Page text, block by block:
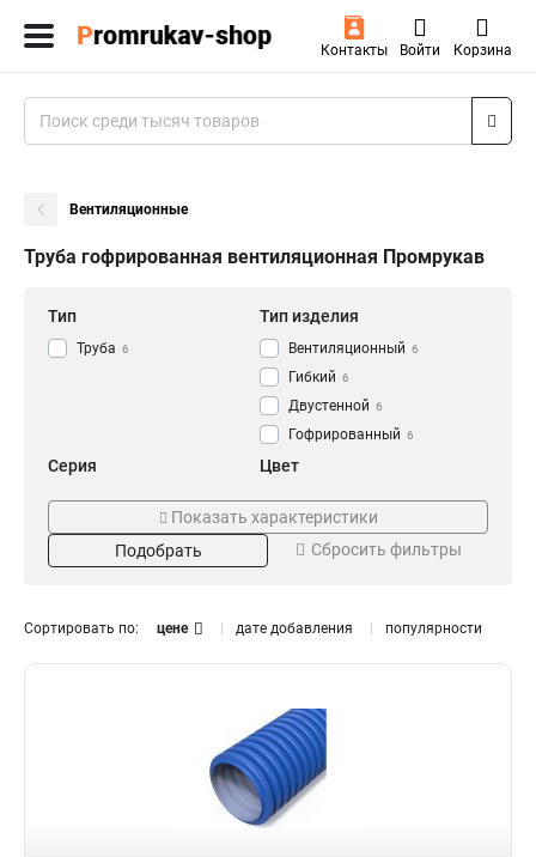
Контакты Войти Корзина
Вентиляционные
Труба гофрированная вентиляционная Промрукав
Тип
Труба 6
Тип изделия
Вентиляционный 6
Гибкий 6
Двустенной 6
Гофрированный 6
Серия
ПНД 6
Цвет
Зеленый 3
Голубой 3
Диаметр
Показать характеристики
Подобрать
Сбросить фильтры
Сортировать по: цене дате добавления популярности